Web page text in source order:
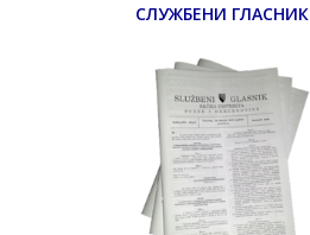
СЛУЖБЕНИ ГЛАСНИК